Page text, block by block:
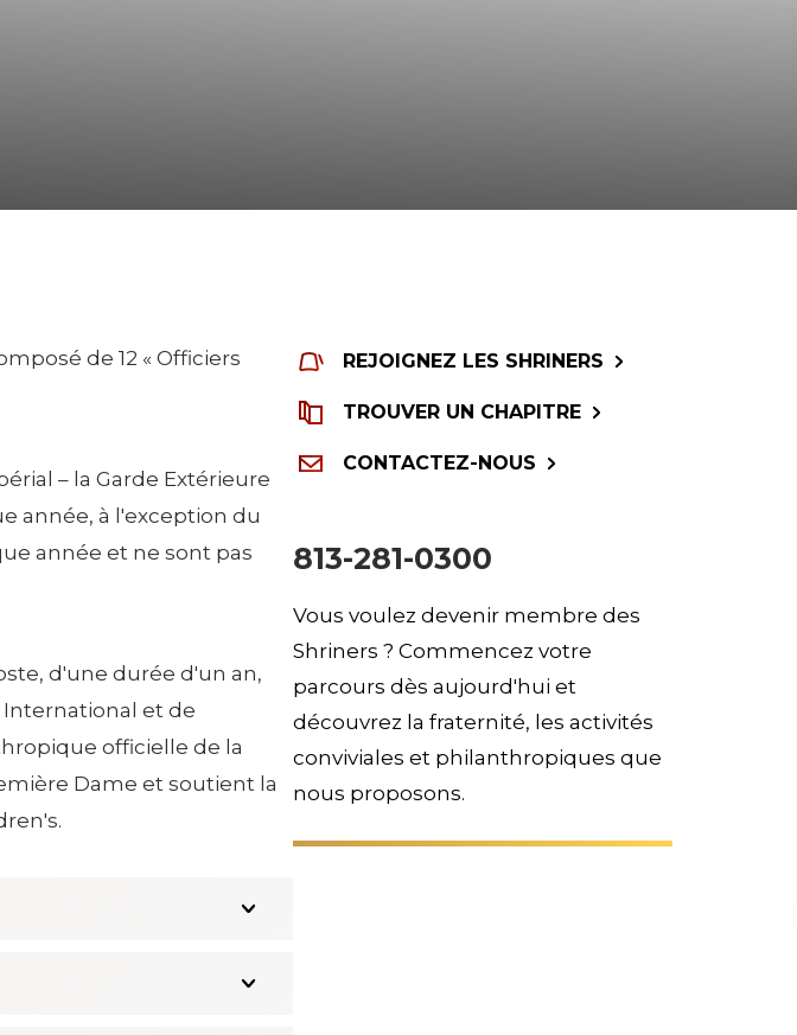
de 12 « Officiers
– la Garde Extérieure
année, à l'exception du
année et ne sont pas
d'une durée d'un an,
et de
officielle de la
Dame et soutient la
REJOIGNEZ LES SHRINERS
TROUVER UN CHAPITRE
CONTACTEZ-NOUS
813-281-0300
Vous voulez devenir membre des
Shriners ? Commencez votre
parcours dès aujourd'hui et
découvrez la fraternité, les activités
conviviales et philanthropiques que
nous proposons.